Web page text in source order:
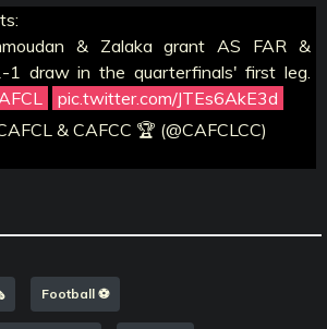
& Zalaka grant AS FAR &
1 draw in the quarterfinals' first leg.
pic.twitter.com/JTEs6AkE3d
& CAFCC 🏆 (@CAFCLCC)
Football ⚽️